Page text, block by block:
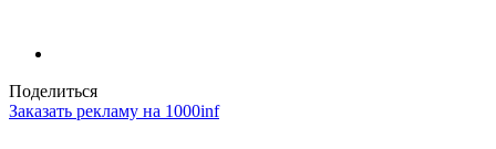
Поделиться
Заказать рекламу на 1000inf